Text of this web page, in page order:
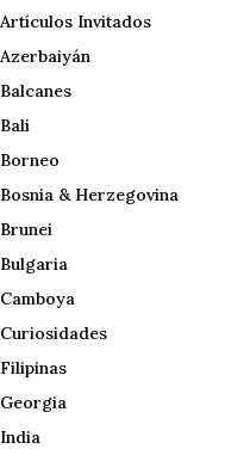
Artículos Invitados
Azerbaiyán
Balcanes
Bali
Borneo
Bosnia & Herzegovina
Brunei
Bulgaria
Camboya
Curiosidades
Filipinas
Georgia
India